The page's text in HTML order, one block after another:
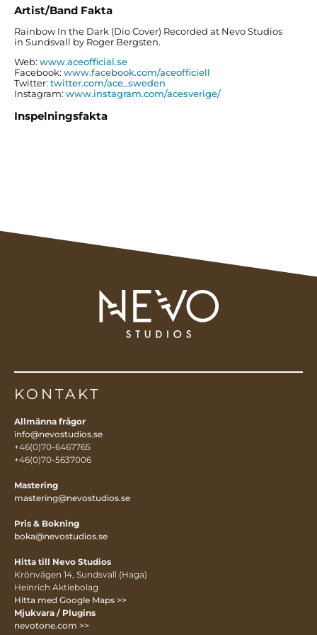
Artist/Band Fakta
Rainbow In the Dark (Dio Cover) Recorded at Nevo Studios
in Sundsvall by Roger Bergsten.
Web: www.aceofficial.se
Facebook: www.facebook.com/aceofficiell
Twitter: twitter.com/ace_sweden
Instagram: www.instagram.com/acesverige/
Inspelningsfakta
KONTAKT
Allmänna frågor
info@nevostudios.se
+46(0)70-6467765
+46(0)70-5637006
Mastering
mastering@nevostudios.se
Pris & Bokning
boka@nevostudios.se
Hitta till Nevo Studios
Krönvägen 14, Sundsvall (Haga)
Heinrich Aktiebolag
Hitta med Google Maps >>
Mjukvara / Plugins
nevotone.com >>